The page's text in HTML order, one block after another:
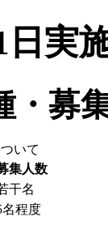
日
・募
いて
集人数
干名
名程度